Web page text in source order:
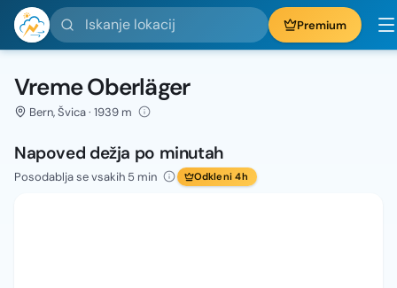
Iskanje lokacij Premium
Vreme Oberläger
Bern, Švica · 1939 m
Napoved dežja po minutah
Posodablja se vsakih 5 min Odkleni 4h